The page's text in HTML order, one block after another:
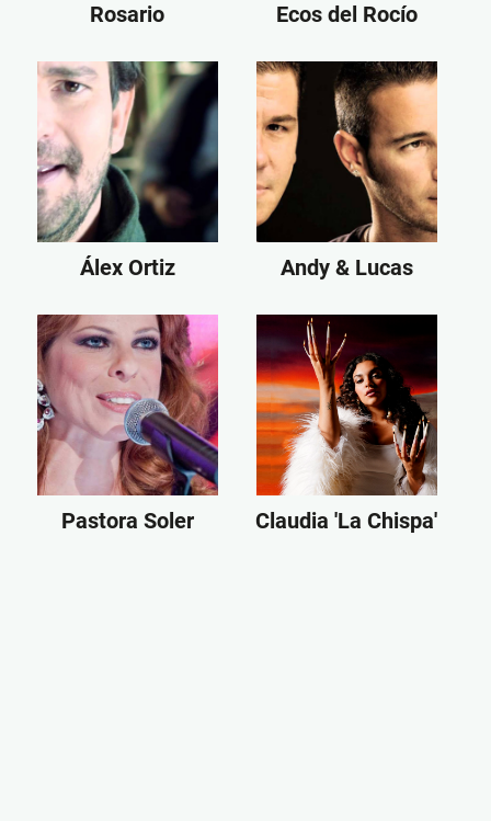
Rosario Ecos del Rocío
Álex Ortiz Andy & Lucas
Pastora Soler Claudia 'La Chispa'